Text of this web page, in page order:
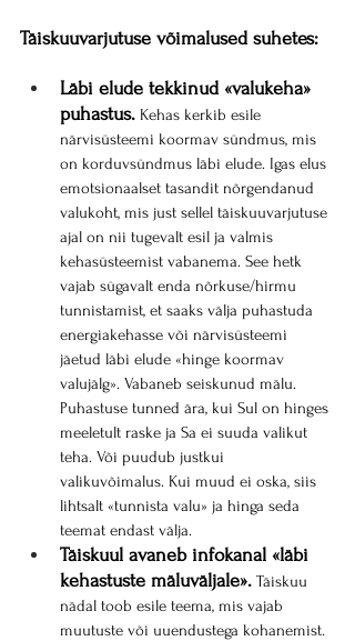
Täiskuuvarjutuse võimalused suhetes:
Läbi elude tekkinud «valukeha»
puhastus. Kehas kerkib esile
närvisüsteemi koormav sündmus, mis
on korduvsündmus läbi elude. Igas elus
emotsionaalset tasandit nõrgendanud
valukoht, mis just sellel täiskuuvarjutuse
ajal on nii tugevalt esil ja valmis
kehasüsteemist vabanema. See hetk
vajab sügavalt enda nõrkuse/hirmu
tunnistamist, et saaks välja puhastuda
energiakehasse või närvisüsteemi
jäetud läbi elude «hinge koormav
valujälg». Vabaneb seiskunud mälu.
Puhastuse tunned ära, kui Sul on hinges
meeletult raske ja Sa ei suuda valikut
teha. Või puudub justkui
valikuvõimalus. Kui muud ei oska, siis
lihtsalt «tunnista valu» ja hinga seda
teemat endast välja.
Täiskuul avaneb infokanal «läbi
kehastuste mäluväljale». Täiskuu
nädal toob esile teema, mis vajab
muutuste või uuendustega kohanemist.